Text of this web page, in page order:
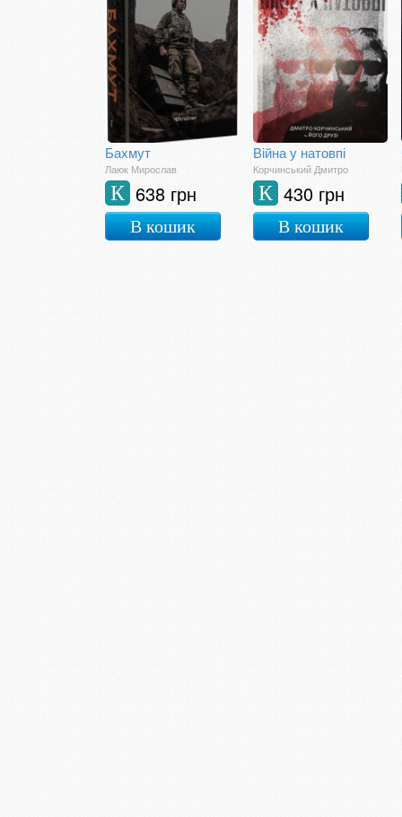
Бахмут
Лаюк Мирослав
638 грн
К
В кошик
Війна у натовпі
Корчинський Дмитро
430 грн
К
В кошик